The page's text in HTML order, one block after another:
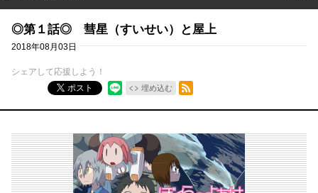
◎第１話◎ 彗星（すいせい）と屋上
2018年08月03日
シェアして応援しよう！
ポスト
埋め込む
RSSフィード